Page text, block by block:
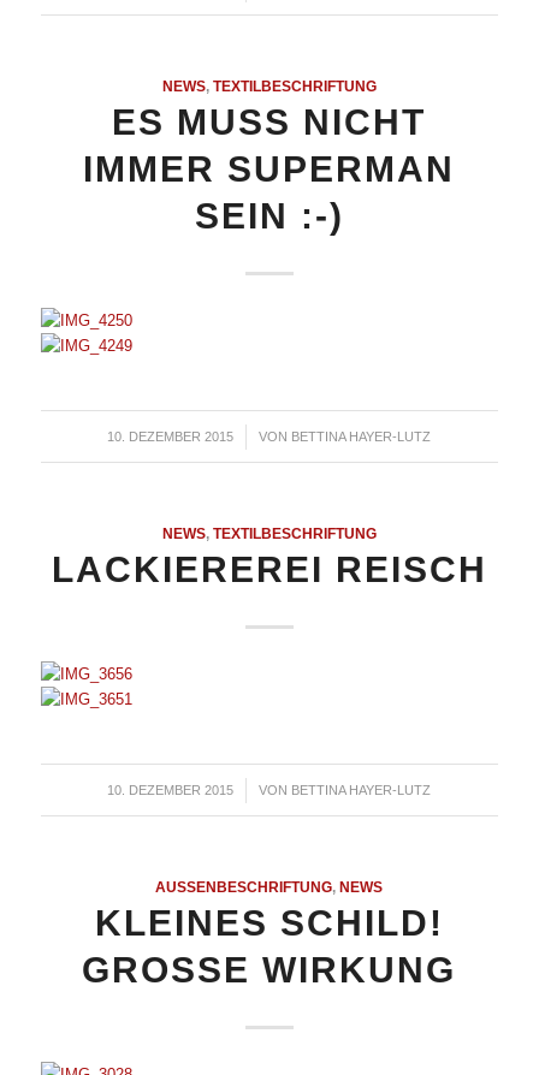
NEWS, TEXTILBESCHRIFTUNG
ES MUSS NICHT
IMMER SUPERMAN
SEIN :-)
10. DEZEMBER 2015
/ VON BETTINA HAYER-LUTZ
NEWS, TEXTILBESCHRIFTUNG
LACKIEREREI REISCH
10. DEZEMBER 2015
/ VON BETTINA HAYER-LUTZ
AUSSENBESCHRIFTUNG , NEWS
KLEINES SCHILD!
GROSSE WIRKUNG